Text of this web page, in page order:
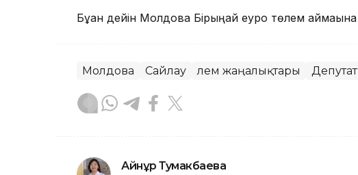
Бұған дейін Молдова Бірыңғай еуро төлем аймағына
Молдова Сайлау Әлем жаңалықтары Депутат
Айнұр Тумакбаева